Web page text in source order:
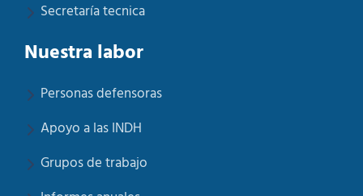
Secretaría tecnica
Nuestra labor
Personas defensoras
Apoyo a las INDH
Grupos de trabajo